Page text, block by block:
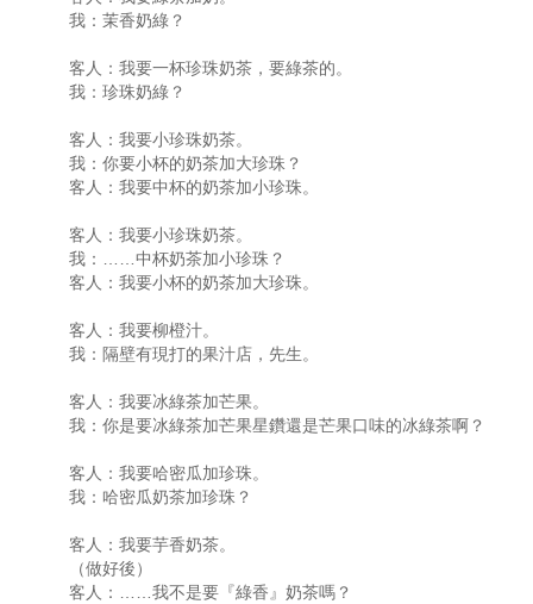
我：茉香奶綠？
客人：我要一杯珍珠奶茶，要綠茶的。
我：珍珠奶綠？
客人：我要小珍珠奶茶。
我：你要小杯的奶茶加大珍珠？
客人：我要中杯的奶茶加小珍珠。
客人：我要小珍珠奶茶。
我：……中杯奶茶加小珍珠？
客人：我要小杯的奶茶加大珍珠。
客人：我要柳橙汁。
我：隔壁有現打的果汁店，先生。
客人：我要冰綠茶加芒果。
我：你是要冰綠茶加芒果星鑽還是芒果口味的冰綠茶啊？
客人：我要哈密瓜加珍珠。
我：哈密瓜奶茶加珍珠？
客人：我要芋香奶茶。
（做好後）
客人：……我不是要『綠香』奶茶嗎？